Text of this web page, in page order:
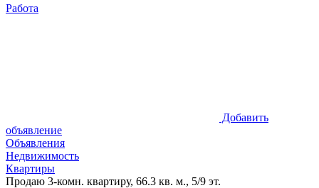
Работа
Добавить
объявление
Объявления
Недвижимость
Квартиры
Продаю 3-комн. квартиру, 66.3 кв. м., 5/9 эт.